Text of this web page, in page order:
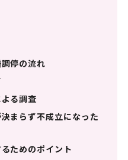
停の流れ
る調査
まらず不成立になった
ためのポイント